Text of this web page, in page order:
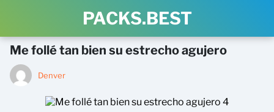
PACKS.BEST
Me follé tan bien su estrecho agujero
Denver